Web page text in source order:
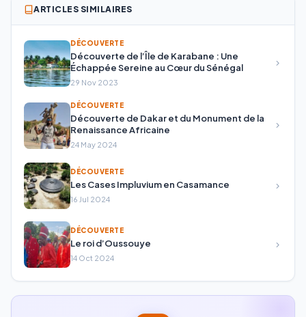
ARTICLES SIMILAIRES
DÉCOUVERTE
Découverte de l’Île de Karabane : Une
Échappée Sereine au Cœur du Sénégal
29 Nov 2023
DÉCOUVERTE
Découverte de Dakar et du Monument de la
Renaissance Africaine
24 May 2024
DÉCOUVERTE
Les Cases Impluvium en Casamance
16 Jul 2024
DÉCOUVERTE
Le roi d’Oussouye
14 Oct 2024